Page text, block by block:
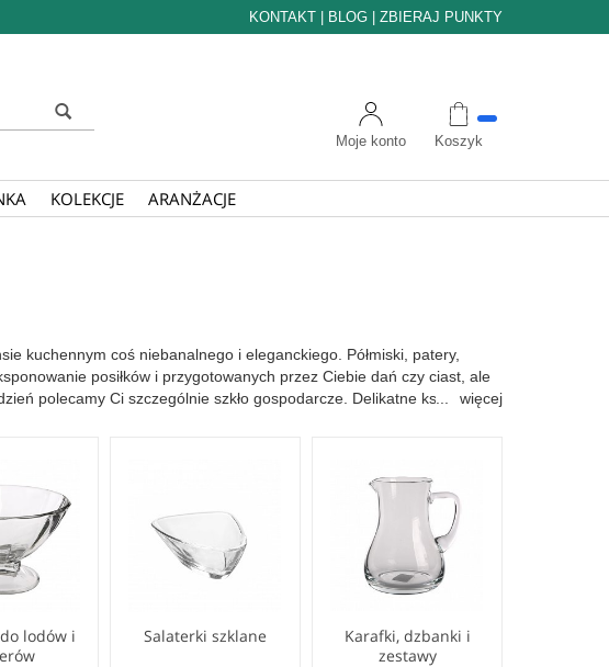
KONTAKT BLOG ZBIERAJ PUNKTY
Koszyk
Moje konto
KOLEKCJE ARANŻACJE
kuchennym coś niebanalnego i eleganckiego. Półmiski, patery,
posiłków i przygotowanych przez Ciebie dań czy ciast, ale
polecamy Ci szczególnie szkło gospodarcze. Delikatne kształty,
i elegancję. Szkło gospodarcze umyjesz w zmywarce i
więcej
lodów i
Salaterki szklane
Karafki, dzbanki i
zestawy